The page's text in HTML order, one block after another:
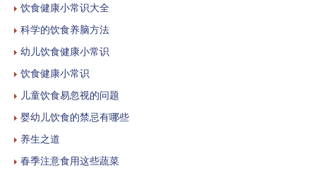
饮食健康小常识大全
科学的饮食养脑方法
幼儿饮食健康小常识
饮食健康小常识
儿童饮食易忽视的问题
婴幼儿饮食的禁忌有哪些
养生之道
春季注意食用这些蔬菜